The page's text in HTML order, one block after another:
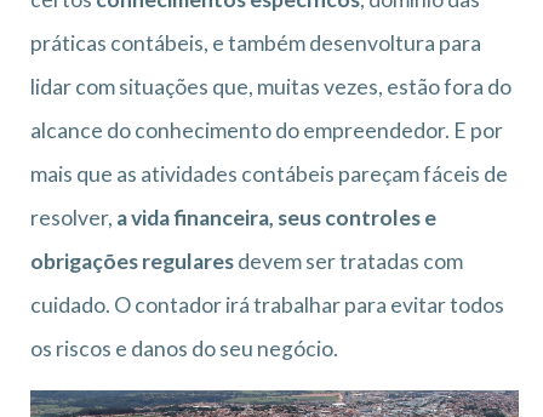
práticas contábeis, e também desenvoltura para
lidar com situações que, muitas vezes, estão fora do
alcance do conhecimento do empreendedor. E por
mais que as atividades contábeis pareçam fáceis de
resolver, a vida financeira, seus controles e
obrigações regularesdevem ser tratadas com
cuidado. O contador irá trabalhar para evitar todos
os riscos e danos do seu negócio.